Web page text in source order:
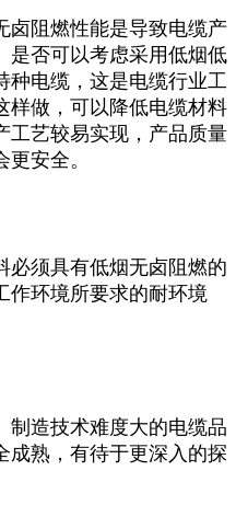
阻燃性能是导致电缆产
是否可以考虑采用低烟低
种电缆，这是电缆行业工
样做，可以降低电缆材料
工艺较易实现，产品质量
安全。
须具有低烟无卤阻燃的
作环境所要求的耐环境
造技术难度大的电缆品
成熟，有待于更深入的探